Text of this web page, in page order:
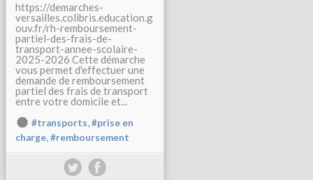
https://demarches-
versailles.colibris.education.g
ouv.fr/rh-remboursement-
partiel-des-frais-de-
transport-annee-scolaire-
2025-2026 Cette démarche
vous permet d'effectuer une
demande de remboursement
partiel des frais de transport
entre votre domicile et...
#transports,#prise en
charge,#remboursement